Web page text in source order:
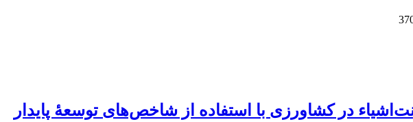
در کشاورزی با استفاده از شاخص‌های توسعۀ پایدار